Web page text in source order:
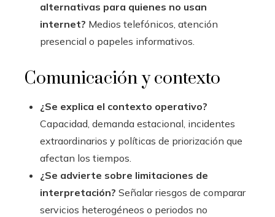
alternativas para quienes no usan
internet? Medios telefónicos, atención
presencial o papeles informativos.
Comunicación y contexto
¿Se explica el contexto operativo?
Capacidad, demanda estacional, incidentes
extraordinarios y políticas de priorización que
afectan los tiempos.
¿Se advierte sobre limitaciones de
interpretación? Señalar riesgos de comparar
servicios heterogéneos o periodos no